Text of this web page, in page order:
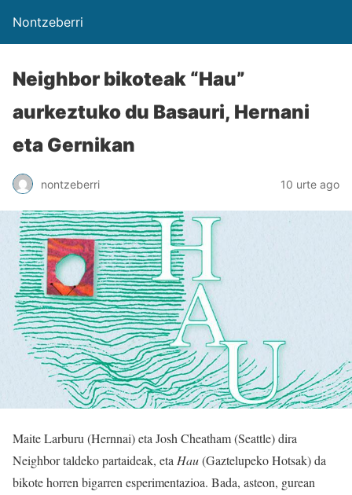
Nontzeberri
Neighbor bikoteak “Hau”
aurkeztuko du Basauri, Hernani
eta Gernikan
nontzeberri 10 urte ago
Maite Larburu (Hernnai) eta Josh Cheatham (Seattle) dira
Neighbor taldeko partaideak, etaHau(Gaztelupeko Hotsak) da
bikote horren bigarren esperimentazioa. Bada, asteon, gurean